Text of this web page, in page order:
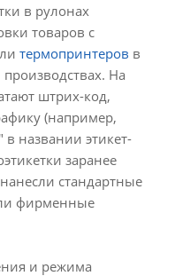
в рулонах
товаров с
термопринтеров в
На
штрих-код,
(например,
названии этикет-
заранее
стандартные
фирменные
и режима